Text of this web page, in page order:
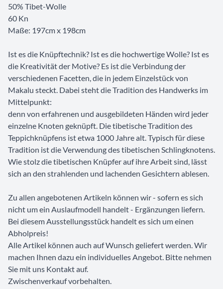
50% Tibet-Wolle
60 Kn
Maße: 197cm x 198cm
Ist es die Knüpftechnik? Ist es die hochwertige Wolle? Ist es
die Kreativität der Motive? Es ist die Verbindung der
verschiedenen Facetten, die in jedem Einzelstück von
Makalu steckt. Dabei steht die Tradition des Handwerks im
Mittelpunkt:
denn von erfahrenen und ausgebildeten Händen wird jeder
einzelne Knoten geknüpft. Die tibetische Tradition des
Teppichknüpfens ist etwa 1000 Jahre alt. Typisch für diese
Tradition ist die Verwendung des tibetischen Schlingknotens.
Wie stolz die tibetischen Knüpfer auf ihre Arbeit sind, lässt
sich an den strahlenden und lachenden Gesichtern ablesen.
Zu allen angebotenen Artikeln können wir - sofern es sich
nicht um ein Auslaufmodell handelt - Ergänzungen liefern.
Bei diesem Ausstellungsstück handelt es sich um einen
Abholpreis!
Alle Artikel können auch auf Wunsch geliefert werden. Wir
machen Ihnen dazu ein individuelles Angebot. Bitte nehmen
Sie mit uns Kontakt auf.
Zwischenverkauf vorbehalten.